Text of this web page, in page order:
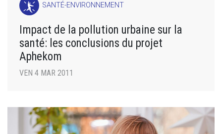
SANTÉ-ENVIRONNEMENT
Impact de la pollution urbaine sur la
santé: les conclusions du projet
Aphekom
VEN 4 MAR 2011